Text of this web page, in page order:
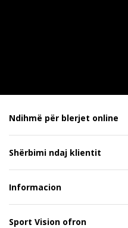
Ndihmë për blerjet online
Shërbimi ndaj klientit
Informacion
Sport Vision ofron